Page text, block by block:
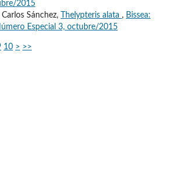
2015
Carlos Sánchez,
Thelypteris alata , Bissea:
Especial 3, octubre/2015
10 > >>